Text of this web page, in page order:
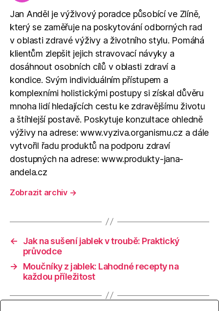
Jan Anděl je výživový poradce působící ve Zlíně,
který se zaměřuje na poskytování odborných rad
v oblasti zdravé výživy a životního stylu. Pomáhá
klientům zlepšit jejich stravovací návyky a
dosáhnout osobních cílů v oblasti zdraví a
kondice. Svým individuálním přístupem a
komplexními holistickými postupy si získal důvěru
mnoha lidí hledajících cestu ke zdravějšímu životu
a štíhlejší postavě. Poskytuje konzultace ohledně
výživy na adrese: www.vyziva.organismu.cz a dále
vytvořil řadu produktů na podporu zdraví
dostupných na adrese: www.produkty-jana-
andela.cz
Zobrazit archiv →
←
Jak na sušení jablek v troubě: Praktický
průvodce
→
Moučníky z jablek: Lahodné recepty na
každou příležitost